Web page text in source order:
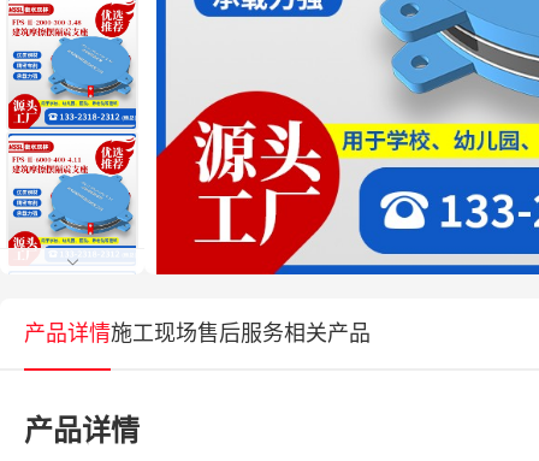
产品详情施工现场售后服务相关产品
产品详情